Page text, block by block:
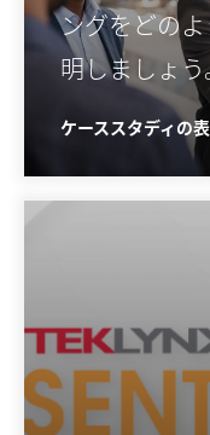
ングをどの
明しましょう
ケーススタディの